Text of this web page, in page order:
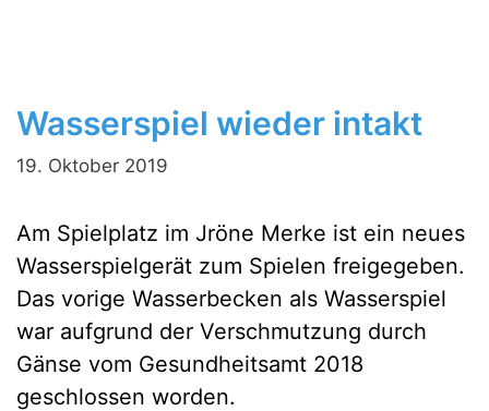
Wasserspiel wieder intakt
19. Oktober 2019
Am Spielplatz im Jröne Merke ist ein neues
Wasserspielgerät zum Spielen freigegeben.
Das vorige Wasserbecken als Wasserspiel
war aufgrund der Verschmutzung durch
Gänse vom Gesundheitsamt 2018
geschlossen worden.